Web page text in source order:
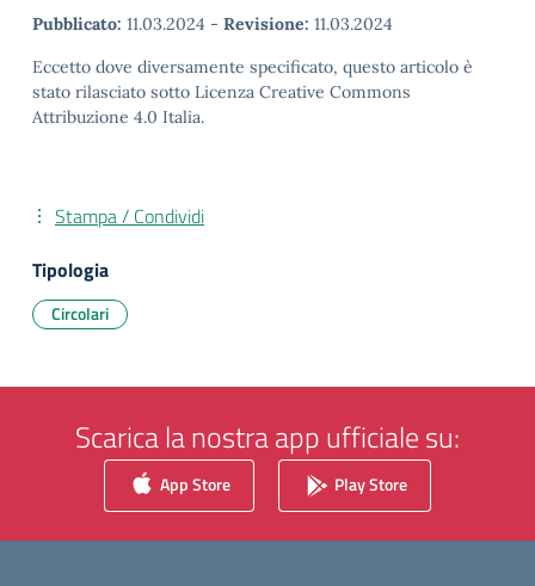
Pubblicato: 11.03.2024 - Revisione: 11.03.2024
Eccetto dove diversamente specificato, questo articolo è
stato rilasciato sotto Licenza Creative Commons
Attribuzione 4.0 Italia.
Stampa / Condividi
Tipologia
Circolari
Scarica la nostra app ufficiale su:
App Store Play Store